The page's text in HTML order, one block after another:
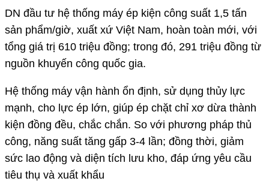
DN đầu tư hệ thống máy ép kiện công suất 1,5 tấn
sản phẩm/giờ, xuất xứ Việt Nam, hoàn toàn mới, với
tổng giá trị 610 triệu đồng; trong đó, 291 triệu đồng từ
nguồn khuyến công quốc gia.
Hệ thống máy vận hành ổn định, sử dụng thủy lực
mạnh, cho lực ép lớn, giúp ép chặt chỉ xơ dừa thành
kiện đồng đều, chắc chắn. So với phương pháp thủ
công, năng suất tăng gấp 3-4 lần; đồng thời, giảm
sức lao động và diện tích lưu kho, đáp ứng yêu cầu
tiêu thụ và xuất khẩu